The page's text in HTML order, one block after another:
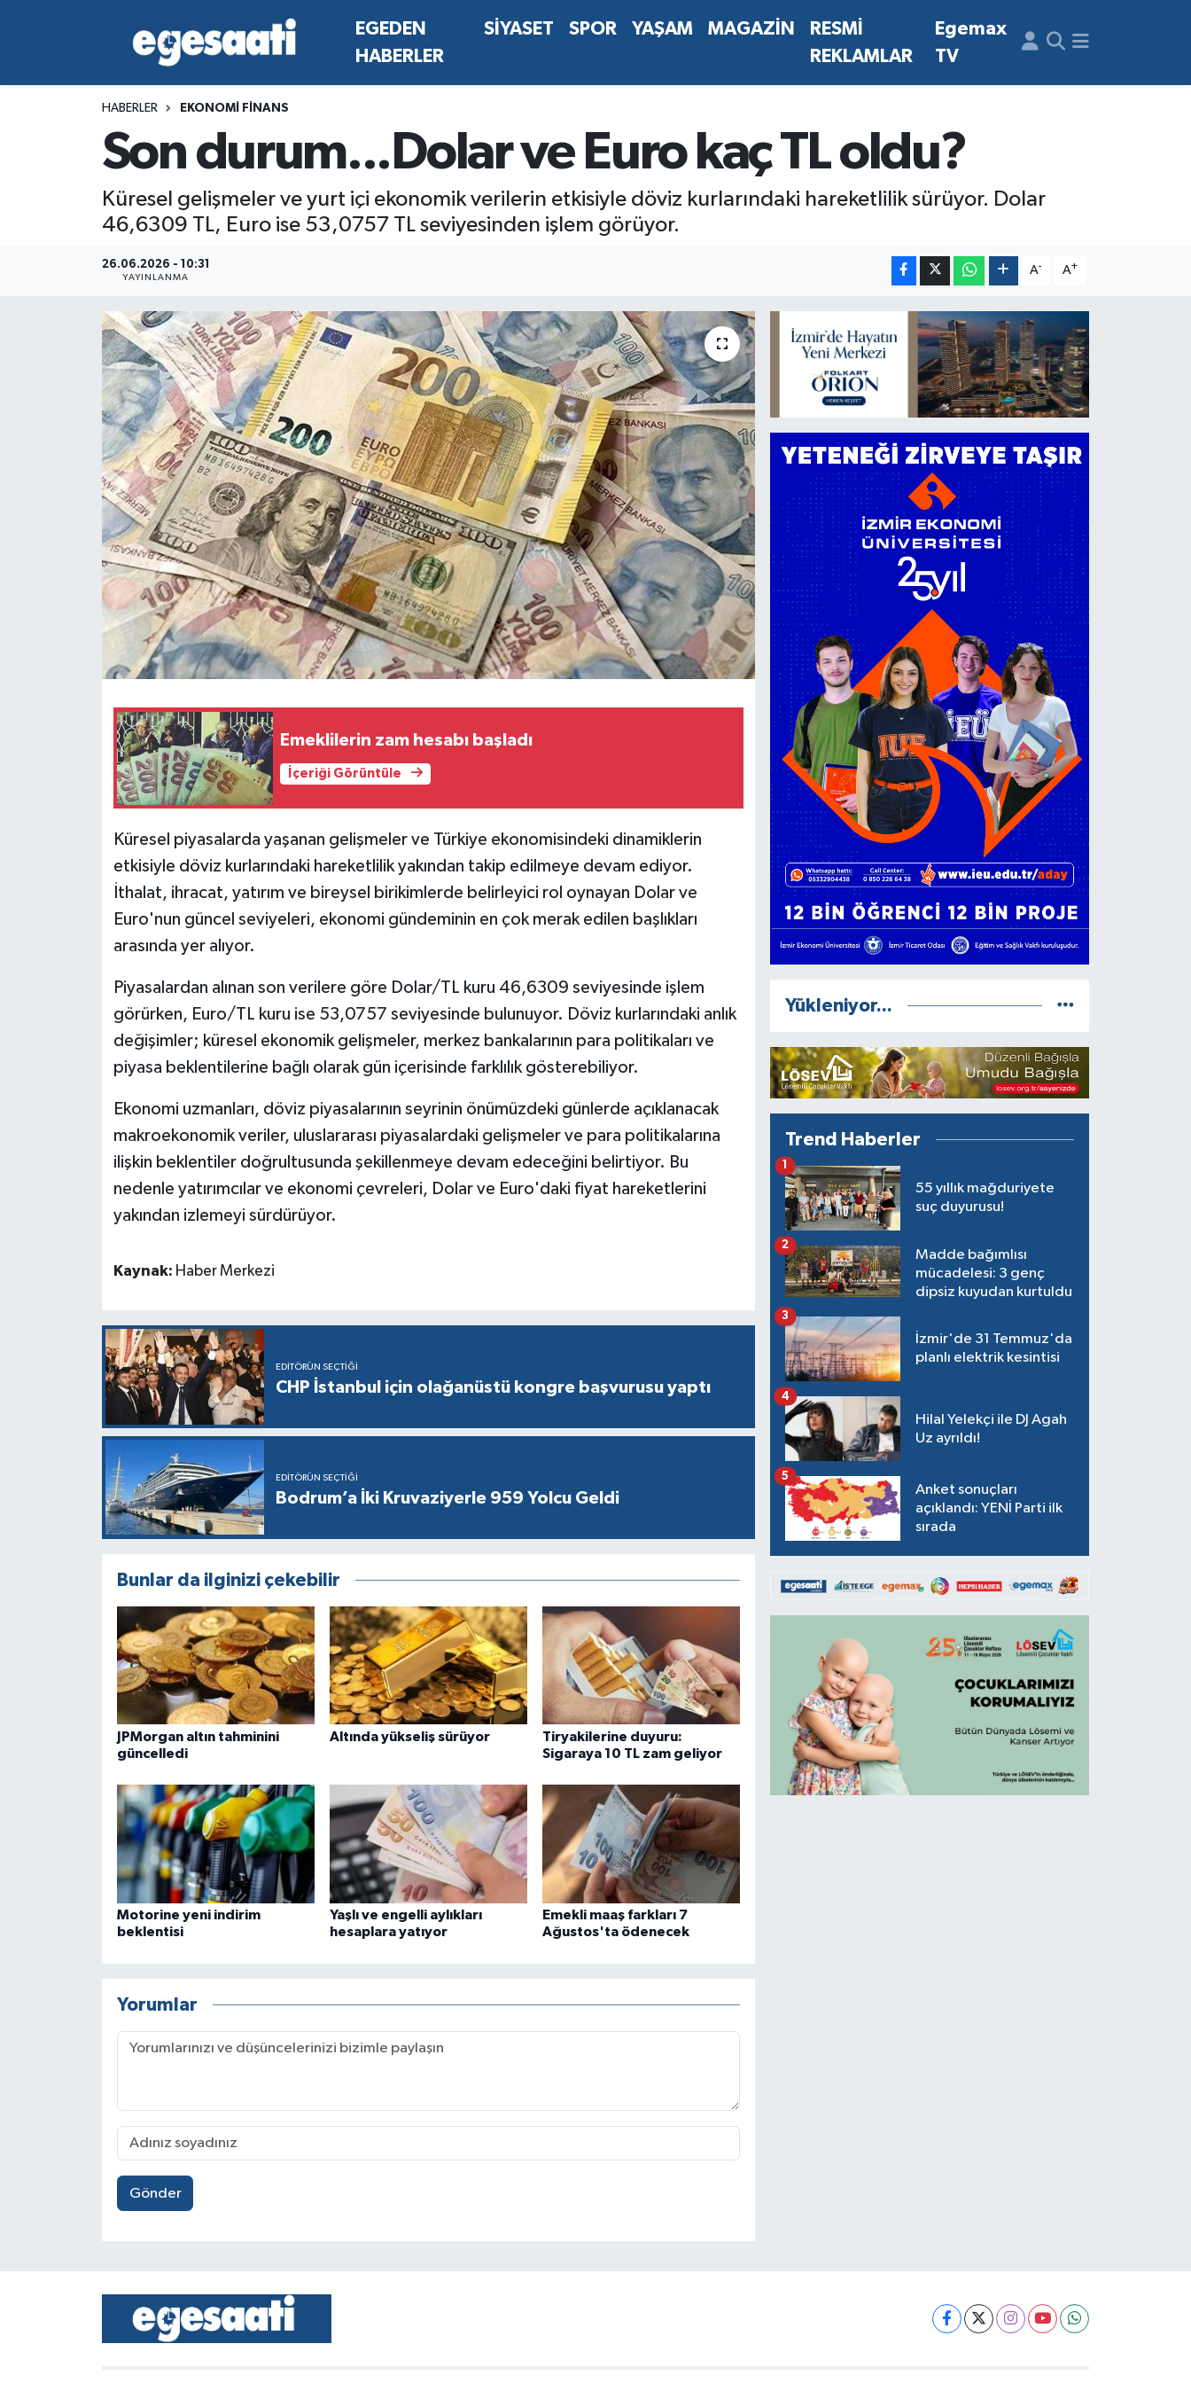
EGEDEN
HABERLER
SİYASET SPOR YAŞAM MAGAZİN
RESMİ
REKLAMLAR
Egemax
TV
HABERLER EKONOMİ FİNANS
Son durum...Dolar ve Euro kaç TL oldu?
Küresel gelişmeler ve yurt içi ekonomik verilerin etkisiyle döviz kurlarındaki hareketlilik sürüyor. Dolar
46,6309 TL, Euro ise 53,0757 TL seviyesinden işlem görüyor.
26.06.2026 - 10:31
YAYINLANMA
A- A+
Emeklilerin zam hesabı başladı
İçeriği Görüntüle
Küresel piyasalarda yaşanan gelişmeler ve Türkiye ekonomisindeki dinamiklerin
etkisiyle döviz kurlarındaki hareketlilik yakından takip edilmeye devam ediyor.
İthalat, ihracat, yatırım ve bireysel birikimlerde belirleyici rol oynayan Dolar ve
Euro'nun güncel seviyeleri, ekonomi gündeminin en çok merak edilen başlıkları
arasında yer alıyor.
Piyasalardan alınan son verilere göre Dolar/TL kuru 46,6309 seviyesinde işlem
görürken, Euro/TL kuru ise 53,0757 seviyesinde bulunuyor. Döviz kurlarındaki anlık
değişimler; küresel ekonomik gelişmeler, merkez bankalarının para politikaları ve
piyasa beklentilerine bağlı olarak gün içerisinde farklılık gösterebiliyor.
Ekonomi uzmanları, döviz piyasalarının seyrinin önümüzdeki günlerde açıklanacak
makroekonomik veriler, uluslararası piyasalardaki gelişmeler ve para politikalarına
ilişkin beklentiler doğrultusunda şekillenmeye devam edeceğini belirtiyor. Bu
nedenle yatırımcılar ve ekonomi çevreleri, Dolar ve Euro'daki fiyat hareketlerini
yakından izlemeyi sürdürüyor.
Kaynak: Haber Merkezi
EDITÖRÜN SEÇTIĞI
CHP İstanbul için olağanüstü kongre başvurusu yaptı
EDITÖRÜN SEÇTIĞI
Bodrum’a İki Kruvaziyerle 959 Yolcu Geldi
Bunlar da ilginizi çekebilir
JPMorgan altın tahminini
güncelledi
Altında yükseliş sürüyor
Tiryakilerine duyuru:
Sigaraya 10 TL zam geliyor
Motorine yeni indirim
beklentisi
Yaşlı ve engelli aylıkları
hesaplara yatıyor
Emekli maaş farkları 7
Ağustos'ta ödenecek
Yorumlar
Gönder
Yükleniyor...
Trend Haberler
55 yıllık mağduriyete
suç duyurusu!
1
Madde bağımlısı
mücadelesi: 3 genç
dipsiz kuyudan kurtuldu
2
İzmir'de 31 Temmuz'da
planlı elektrik kesintisi
3
Hilal Yelekçi ile DJ Agah
Uz ayrıldı!
4
Anket sonuçları
açıklandı: YENİ Parti ilk
sırada
5
Yazarlar
MAGAZİN
EGEDEN HABERLER
SİYASET
Egemax TV
Trafik Durumu
Süper Lig Puan Durumu ve Fikstür
Tüm Manşetler